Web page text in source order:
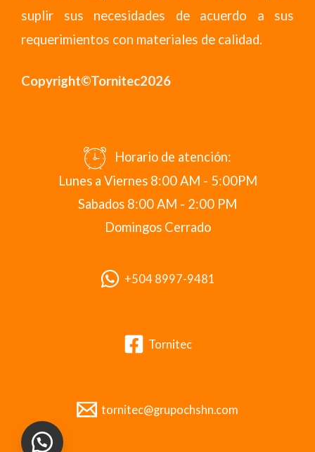
suplir sus necesidades de acuerdo a sus
requerimientos con materiales de calidad.
Copyright©Tornitec2026
Horario de atención:
Lunes a Viernes 8:00 AM - 5:00PM
Sabados 8:00 AM - 2:00 PM
Domingos Cerrado
+504 8997-9481
Tornitec
tornitec@grupochshn.com